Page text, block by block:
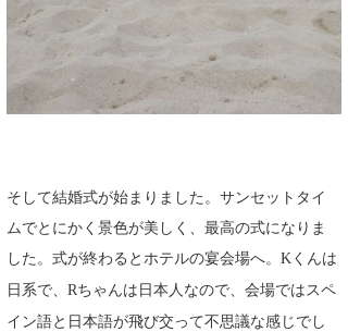
そして結婚式が始まりました。サンセットタイ
ムでとにかく景色が美しく、最高の式になりま
した。式が終わるとホテルの宴会場へ。K くんは
日系で、Rちゃんは日本人なので、会場ではスペ
イン語と日本語が飛び交って不思議な感じでし